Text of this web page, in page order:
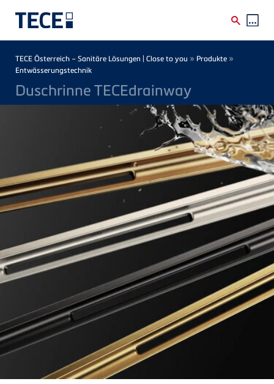
Direkt zum Inhalt
Breadcrumb
TECE Österreich – Sanitäre Lösungen | Close to you » Produkte »
Entwässerungstechnik
Duschrinne TECEdrainway